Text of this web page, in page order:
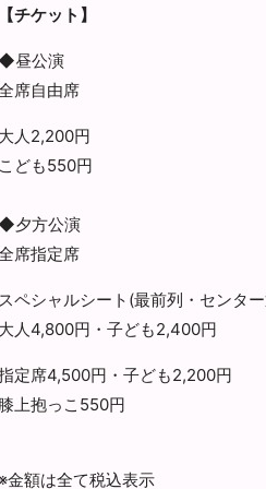
【チケット】
◆昼公演
席自由席
大人2,200円
こども550円
◆夕方公演
席指定席
スペシャルシート(最前列・センタ
大人4,800円・子ども2,400円
定席4,500円・子ども2,200円
膝上抱っこ550円
※金額は全て税込表示